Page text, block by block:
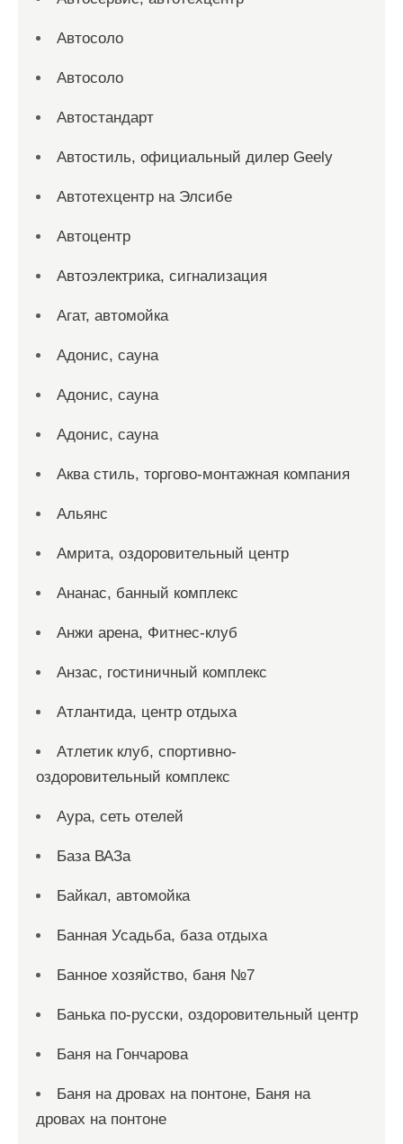
Автосоло
Автосоло
Автостандарт
Автостиль, официальный дилер Geely
Автотехцентр на Элсибе
Автоцентр
Автоэлектрика, сигнализация
Агат, автомойка
Адонис, сауна
Адонис, сауна
Адонис, сауна
Аква стиль, торгово-монтажная компания
Альянс
Амрита, оздоровительный центр
Ананас, банный комплекс
Анжи арена, Фитнес-клуб
Анзас, гостиничный комплекс
Атлантида, центр отдыха
Атлетик клуб, спортивно-
оздоровительный комплекс
Аура, сеть отелей
База ВАЗа
Байкал, автомойка
Банная Усадьба, база отдыха
Банное хозяйство, баня №7
Банька по-русски, оздоровительный центр
Баня на Гончарова
Баня на дровах на понтоне, Баня на
дровах на понтоне